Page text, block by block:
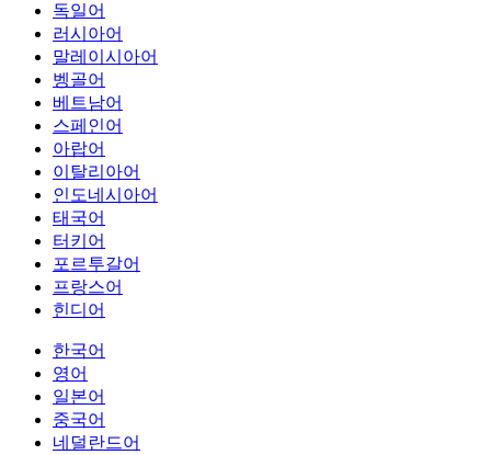
독일어
러시아어
말레이시아어
벵골어
베트남어
스페인어
아랍어
이탈리아어
인도네시아어
태국어
터키어
포르투갈어
프랑스어
힌디어
한국어
영어
일본어
중국어
네덜란드어